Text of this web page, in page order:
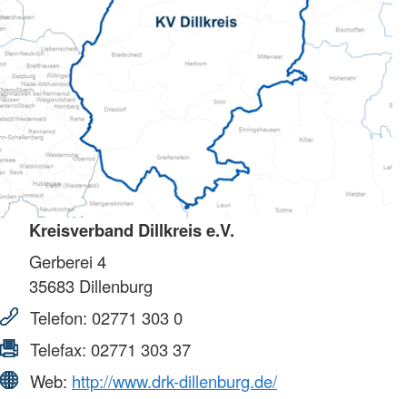
Kreisverband Dillkreis e.V.
Gerberei 4
35683 Dillenburg
Telefon: 02771 303 0
Telefax: 02771 303 37
Web: http://www.drk-dillenburg.de/